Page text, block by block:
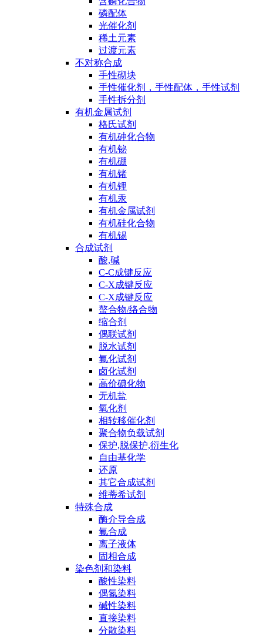
磷配体
光催化剂
稀土元素
过渡元素
不对称合成
手性砌块
手性催化剂，手性配体，手性试剂
手性拆分剂
有机金属试剂
格氏试剂
有机砷化合物
有机铋
有机硼
有机锗
有机锂
有机汞
有机金属试剂
有机硅化合物
有机锡
合成试剂
酸,碱
C-C成键反应
C-X成键反应
C-X成键反应
螯合物/络合物
缩合剂
偶联试剂
脱水试剂
氟化试剂
卤化试剂
高价碘化物
无机盐
氧化剂
相转移催化剂
聚合物负载试剂
保护,脱保护,衍生化
自由基化学
还原
其它合成试剂
维蒂希试剂
特殊合成
酶介导合成
氟合成
离子液体
固相合成
染色剂和染料
酸性染料
偶氮染料
碱性染料
直接染料
分散染料